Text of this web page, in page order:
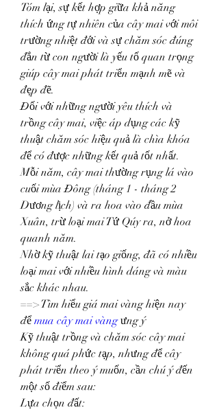
Tóm lại, sự kết hợp giữa khả năng
thích ứng tự nhiên của cây mai với môi
trường nhiệt đới và sự chăm sóc đúng
đắn từ con người là yếu tố quan trọng
giúp cây mai phát triển mạnh mẽ và
đẹp đẽ.
Đối với những người yêu thích và
trồng cây mai, việc áp dụng các kỹ
thuật chăm sóc hiệu quả là chìa khóa
để có được những kết quả tốt nhất.
Mỗi năm, cây mai thường rụng lá vào
cuối mùa Đông (tháng 1 - tháng 2
Dương lịch) và ra hoa vào đầu mùa
Xuân, trừ loại mai Tứ Qúy ra, nở hoa
quanh năm.
Nhờ kỹ thuật lai tạo giống, đã có nhiều
loại mai với nhiều hình dáng và màu
sắc khác nhau.
==> Tìm hiểu giá mai vàng hiện nay
để mua cây mai vàng ưng ý
Kỹ thuật trồng và chăm sóc cây mai
không quá phức tạp, nhưng để cây
phát triển theo ý muốn, cần chú ý đến
một số điểm sau:
Lựa chọn đất: